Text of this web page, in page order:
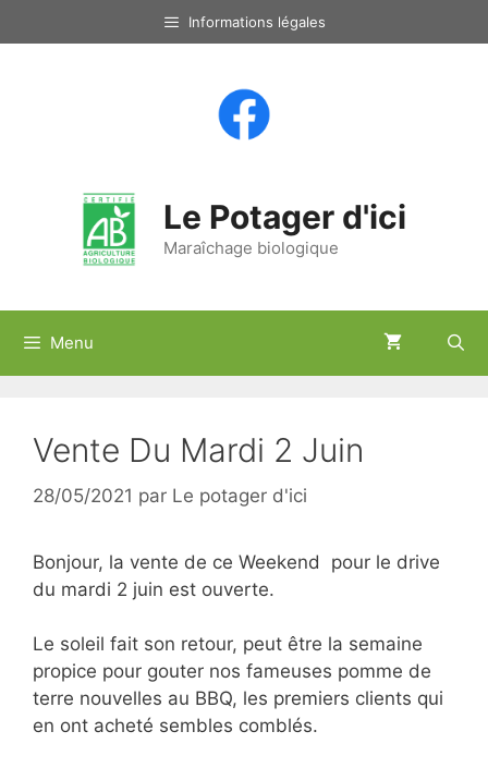
au
Informations légales
Le Potager d'ici
Maraîchage biologique
Menu
Vente Du Mardi 2 Juin
28/05/2021 par Le potager d'ici
Bonjour, la vente de ce Weekend pour le drive
du mardi 2 juin est ouverte.
Le soleil fait son retour, peut être la semaine
propice pour gouter nos fameuses pomme de
terre nouvelles au BBQ, les premiers clients qui
en ont acheté sembles comblés.